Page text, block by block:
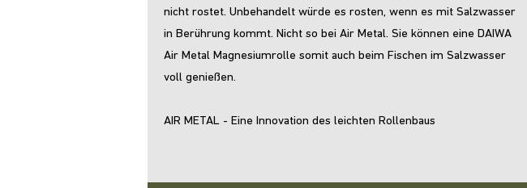
nicht rostet. Unbehandelt würde es rosten, wenn es mit Salzwasser
in Berührung kommt. Nicht so bei Air Metal. Sie können eine DAIWA
Air Metal Magnesiumrolle somit auch beim Fischen im Salzwasser
voll genießen.
AIR METAL - Eine Innovation des leichten Rollenbaus